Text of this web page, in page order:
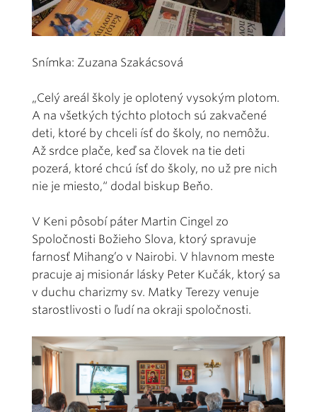
Snímka: Zuzana Szakácsová
„Celý areál školy je oplotený vysokým plotom.
A na všetkých týchto plotoch sú zakvačené
deti, ktoré by chceli ísť do školy, no nemôžu.
Až srdce plače, keď sa človek na tie deti
pozerá, ktoré chcú ísť do školy, no už pre nich
nie je miesto,“ dodal biskup Beňo.
V Keni pôsobí páter Martin Cingel zo
Spoločnosti Božieho Slova, ktorý spravuje
farnosť Mihang’o v Nairobi. V hlavnom meste
pracuje aj misionár lásky Peter Kučák, ktorý sa
v duchu charizmy sv. Matky Terezy venuje
starostlivosti o ľudí na okraji spoločnosti.